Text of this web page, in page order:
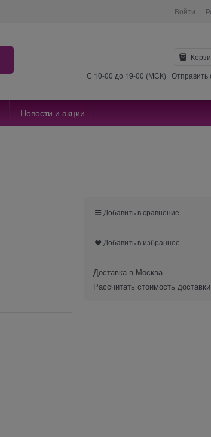
Войти
С 10-00 до 19-00 (МСК) |
Новости и акции
Добавить в сравнение
Добавить в избранное
Доставка в Москва
Рассчитать стоимость доставки